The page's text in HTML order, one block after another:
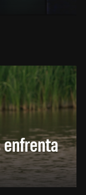
enfrenta